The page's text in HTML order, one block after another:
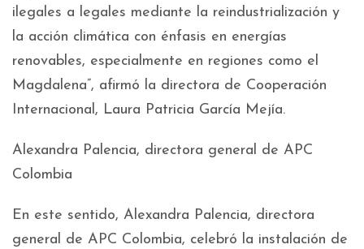
ilegales a legales mediante la reindustrialización y
la acción climática con énfasis en energías
renovables, especialmente en regiones como el
Magdalena”, afirmó la directora de Cooperación
Internacional, Laura Patricia García Mejía.
Alexandra Palencia, directora general de APC
Colombia
En este sentido, Alexandra Palencia, directora
general de APC Colombia, celebró la instalación de